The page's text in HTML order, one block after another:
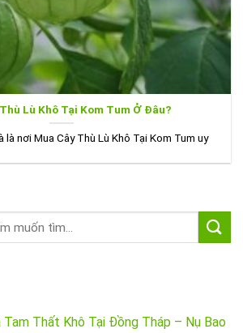
Lù Khô Tại Kom Tum Ở Đâu?
là nơi Mua Cây Thù Lù Khô Tại Kom Tum uy
Tam Thất Khô Tại Đồng Tháp – Nụ Bao